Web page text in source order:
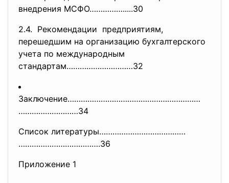
внедрения МСФО…………….....30
2.4. Рекомендации предприятиям,
перешедшим на организацию бухгалтерского
учета по международным
стандартам…………………………32
Заключение……………………………………………………
………………………34
Список литературы…………………………………
……………………………….36
Приложение 1